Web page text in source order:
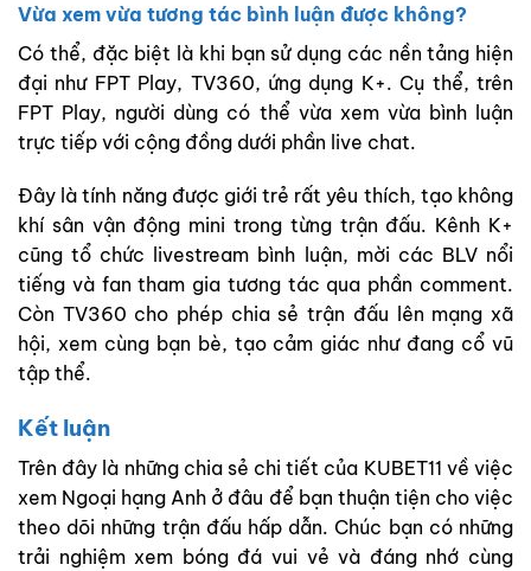
Vừa xem vừa tương tác bình luận được không?
Có thể, đặc biệt là khi bạn sử dụng các nền tảng hiện
đại như FPT Play, TV360, ứng dụng K+. Cụ thể, trên
FPT Play, người dùng có thể vừa xem vừa bình luận
trực tiếp với cộng đồng dưới phần live chat.
Đây là tính năng được giới trẻ rất yêu thích, tạo không
khí sân vận động mini trong từng trận đấu. Kênh K+
cũng tổ chức livestream bình luận, mời các BLV nổi
tiếng và fan tham gia tương tác qua phần comment.
Còn TV360 cho phép chia sẻ trận đấu lên mạng xã
hội, xem cùng bạn bè, tạo cảm giác như đang cổ vũ
tập thể.
Kết luận
Trên đây là những chia sẻ chi tiết của KUBET11 về việc
xem Ngoại hạng Anh ở đâu để bạn thuận tiện cho việc
theo dõi những trận đấu hấp dẫn. Chúc bạn có những
trải nghiệm xem bóng đá vui vẻ và đáng nhớ cùng